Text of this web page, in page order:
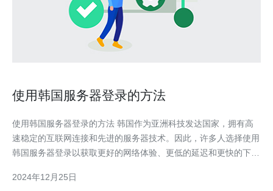
使用韩国服务器登录的方法
使用韩国服务器登录的方法 韩国作为亚洲科技发达国家，拥有高
速稳定的互联网连接和先进的服务器技术。因此，许多人选择使用
韩国服务器登录以获取更好的网络体验、更低的延迟和更快的下载
务器。有许多服务器提供商可以选择，但我们应该考虑以下几个因
2024年12月25日